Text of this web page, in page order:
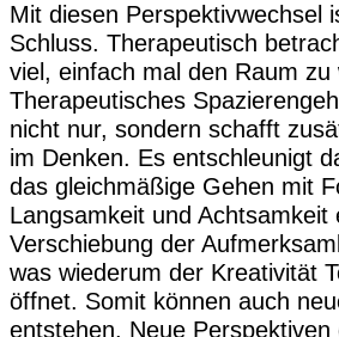
Mit diesen Perspektivwechsel
Schluss. Therapeutisch
viel, einfach mal den Raum zu
Therapeutisches
nicht nur, sondern schafft
im Denken. Es entschleunigt
das gleichmäßige Gehen mit
Langsamkeit und Achtsamkeit
Verschiebung der
was wiederum der Kreativität
öffnet. Somit können auch
entstehen. Neue Perspektiven